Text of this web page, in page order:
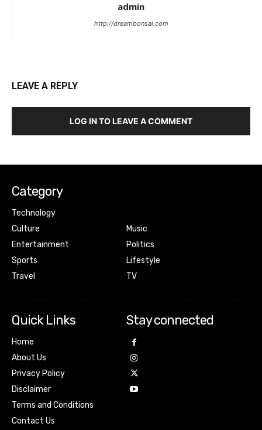
admin
http://dreambonsai.com
LEAVE A REPLY
LOG IN TO LEAVE A COMMENT
Category
Technology
Culture
Entertainment
Sports
Travel
Music
Politics
Lifestyle
TV
Quick Links
Home
About Us
Privacy Policy
Disclaimer
Terms and Conditions
Contact Us
Stay connected